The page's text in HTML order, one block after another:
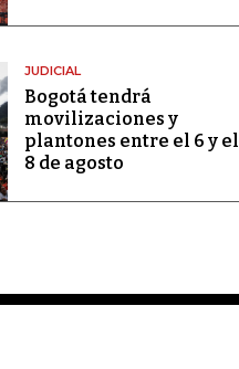
JUDICIAL
Bogotá tendrá
movilizaciones y
plantones entre el 6 y el
8 de agosto